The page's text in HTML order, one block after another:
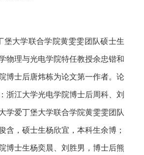
大学联合学院黄雯雯团队硕士生
物理与光电学院特任教授余忠锴和
博士后唐炜栋为论文第一作者。论
浙江大学光电学院博士后周科、刘
学爱丁堡大学联合学院黄雯雯团队
含，硕士生杨欣宜，本科生余博；
博士生杨奕晨、刘胜男，博士后熊